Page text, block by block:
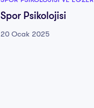
Spor Psikolojisi
20 Ocak 2025